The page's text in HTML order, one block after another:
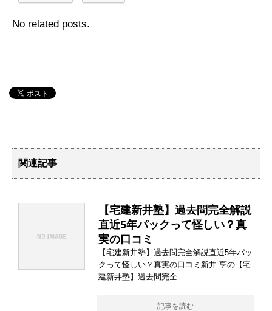
No related posts.
関連記事
【宅建新井塾】過去問完全解説
直近5年パックって怪しい？真
実の口コミ
【宅建新井塾】過去問完全解説直近5年パッ
クって怪しい？真実の口コミ新井 亨の【宅
建新井塾】過去問完全
記事を読む